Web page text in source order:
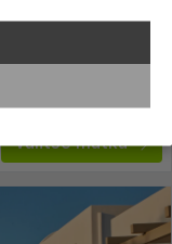
€1.285
Valitse matka